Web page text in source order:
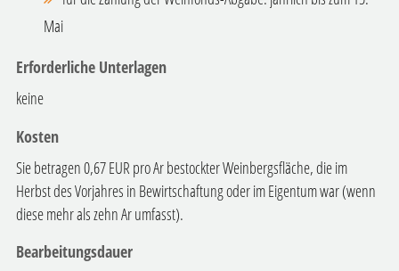
Mai
Erforderliche Unterlagen
keine
Kosten
Sie betragen 0,67 EUR pro Ar bestockter Weinbergsfläche, die im
Herbst des Vorjahres in Bewirtschaftung oder im Eigentum war(wenn
diese mehr als zehn Ar umfasst).
Bearbeitungsdauer